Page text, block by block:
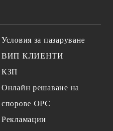
Условия за пазаруване
ВИП КЛИЕНТИ
КЗП
Онлайн решаване на
спорове OPC
Рекламации